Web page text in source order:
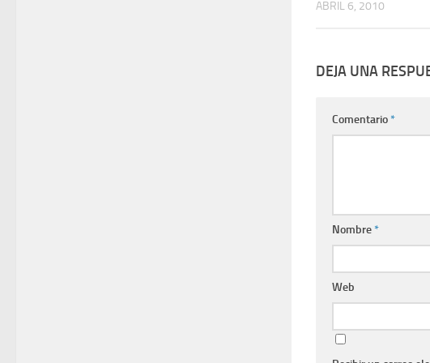
ABRIL 6, 2010
DEJA UNA
Comentario*
Nombre*
Web